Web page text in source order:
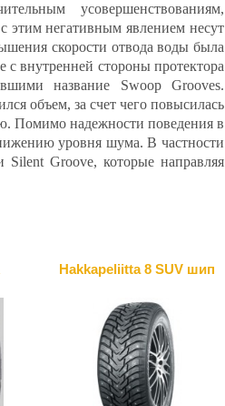
усовершенствованиям,
негативным явлением несут
скорости отвода воды была
внутренней стороны протектора
название Swoop Grooves.
объем, за счет чего повысилась
Помимо надежности поведения в
уровня шума. В частности
Silent Groove, которые направляя
Hakkapeliitta 8 SUV шип